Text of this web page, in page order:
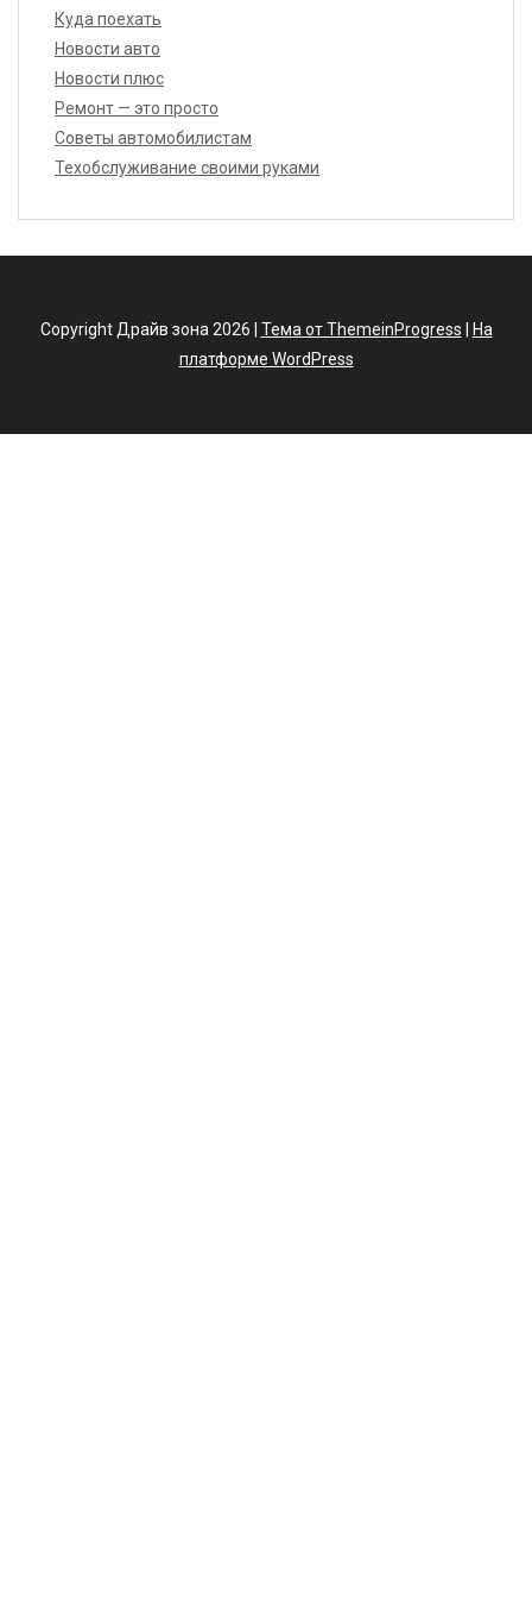
Куда поехать
Новости авто
Новости плюс
Ремонт — это просто
Советы автомобилистам
Техобслуживание своими руками
Copyright Драйв зона 2026 | Тема от ThemeinProgress
На
платформе WordPress